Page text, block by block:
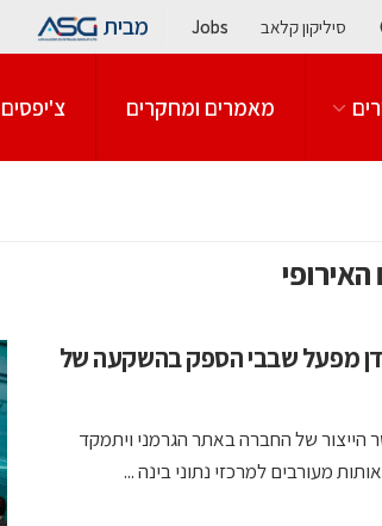
סיליקון קלאב Jobs מבית
מאמרים ומחקרים צ'יפסים
מפעל שבבי הספק בהשקעה של
של החברה באתר הגרמני ויתמקד
מעורבים למרכזי נתוני בינה ...